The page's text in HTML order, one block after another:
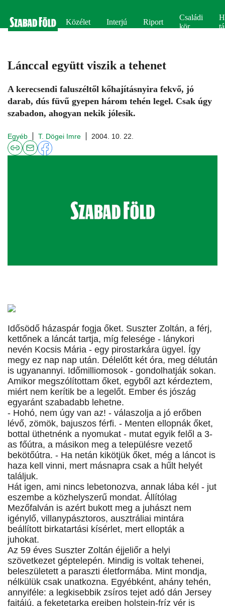
Közélet Interjú Riport
Családi
kör
Lánccal együtt viszik a tehenet
A kerecsendi faluszéltől kőhajításnyira fekvő, jó
darab, dús füvű gyepen három tehén legel. Csak úgy
szabadon, ahogyan nekik jólesik.
Egyéb T. Dögei Imre 2004. 10. 22.
Idősödő házaspár fogja őket. Suszter Zoltán, a férj,
kettőnek a láncát tartja, míg felesége - lánykori
nevén Kocsis Mária - egy pirostarkára ügyel. Így
megy ez nap nap után. Délelőtt két óra, meg délután
is ugyanannyi. Időmilliomosok - gondolhatják sokan.
Amikor megszólítottam őket, egyből azt kérdeztem,
miért nem kerítik be a legelőt. Ember és jószág
egyaránt szabadabb lehetne.
- Hohó, nem úgy van az! - válaszolja a jó erőben
lévő, zömök, bajuszos férfi. - Menten ellopnák őket,
bottal üthetnénk a nyomukat - mutat egyik felől a 3-
as főútra, a másikon meg a településre vezető
bekötőútra. - Ha netán kikötjük őket, még a láncot is
haza kell vinni, mert másnapra csak a hűlt helyét
találjuk.
Hát igen, ami nincs lebetonozva, annak lába kél - jut
eszembe a közhelyszerű mondat. Állítólag
Mezőfalván is azért bukott meg a juhászt nem
igénylő, villanypásztoros, ausztráliai mintára
beállított birkatartási kísérlet, mert ellopták a
juhokat.
Az 59 éves Suszter Zoltán éjjeliőr a helyi
szövetkezet géptelepén. Mindig is voltak tehenei,
beleszületett a paraszti életformába. Mint mondja,
nélkülük csak unatkozna. Egyébként, ahány tehén,
annyiféle: a legkisebbik zsíros tejet adó dán Jersey
fajtájú, a feketetarka ereiben holstein-fríz vér is